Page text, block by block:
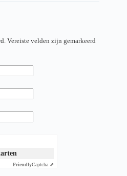
Vereiste velden zijn gemarkeerd
FriendlyCaptcha ⇗